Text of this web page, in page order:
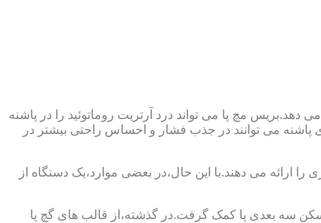
مچ پا می تواند درد آرتریت روماتوئید را در پاشنه
می توانند در جذب فشار و احساس راحتی بیشتر در
ارائه می دهند.با این حال،در بعضی موارد،یک دستگاه از
اسکن سه بعدی پا کمک گرفت.در گذشته،از قالب های گچ پا